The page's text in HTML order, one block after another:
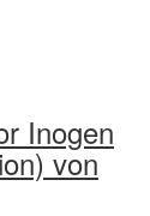
Inogen
von